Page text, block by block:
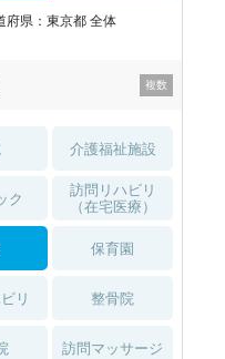
府県：東京都 全体
介護福祉施設
ク
訪問リハビリ
（在宅医療）
保育園
リ 整骨院
訪問マッサージ